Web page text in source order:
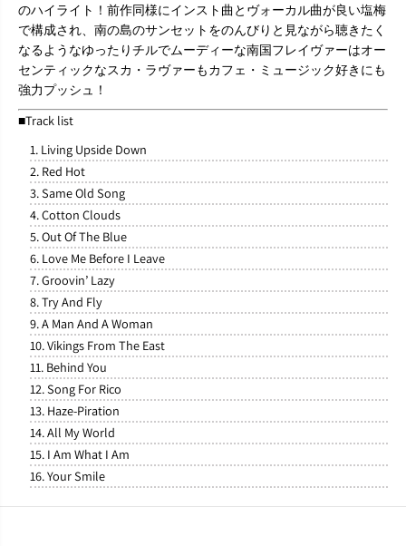
のハイライト！前作同様にインスト曲とヴォーカル曲が良い塩梅
で構成され、南の島のサンセットをのんびりと見ながら聴きたく
なるようなゆったりチルでムーディーな南国フレイヴァーはオー
センティックなスカ・ラヴァーもカフェ・ミュージック好きにも
強力プッシュ！
■Track list
1. Living Upside Down
2. Red Hot
3. Same Old Song
4. Cotton Clouds
5. Out Of The Blue
6. Love Me Before I Leave
7. Groovin’ Lazy
8. Try And Fly
9. A Man And A Woman
10. Vikings From The East
11. Behind You
12. Song For Rico
13. Haze-Piration
14. All My World
15. I Am What I Am
16. Your Smile